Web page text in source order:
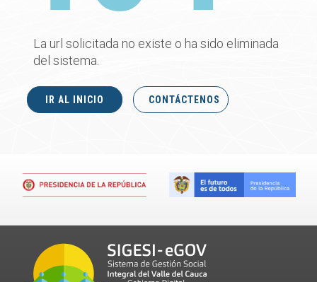
La url solicitada no existe o ha sido eliminada
del sistema.
IR AL INICIO CONTÁCTENOS